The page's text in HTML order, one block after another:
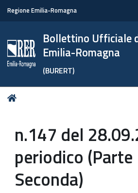
Regione Emilia-Romagna
Bollettino Ufficiale
Emilia-Romagna
(BURERT)
Tu
n.147 del
periodico (Parte
Seconda)